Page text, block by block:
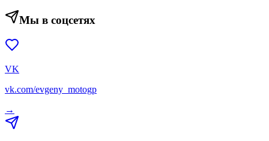
Мы в соцсетях
VK
vk.com/evgeny_motogp
→